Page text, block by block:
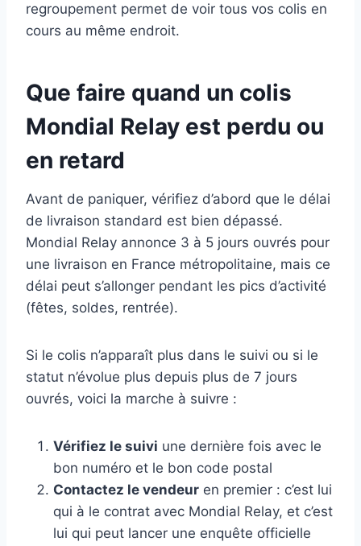
regroupement permet de voir tous vos colis en
cours au même endroit.
Que faire quand un colis
Mondial Relay est perdu ou
en retard
Avant de paniquer, vérifiez d’abord que le délai
de livraison standard est bien dépassé.
Mondial Relay annonce 3 à 5 jours ouvrés pour
une livraison en France métropolitaine, mais ce
délai peut s’allonger pendant les pics d’activité
(fêtes, soldes, rentrée).
Si le colis n’apparaît plus dans le suivi ou si le
statut n’évolue plus depuis plus de 7 jours
ouvrés, voici la marche à suivre :
Vérifiez le suivi une dernière fois avec le
bon numéro et le bon code postal
Contactez le vendeur en premier : c’est lui
qui à le contrat avec Mondial Relay, et c’est
lui qui peut lancer une enquête officielle